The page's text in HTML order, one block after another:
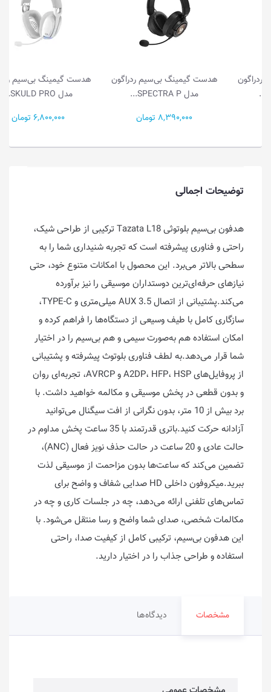
هدست گیمینگ بی‌سیم ردراگون
هدست گیمینگ بی‌سیم ردراگون
توضیحات اجمالی
هدفون بی‌سیم بلوتوثی Tazata L18 ترکیبی از طراحی شیک،
راحتی و فناوری پیشرفته است که تجربه شنیداری شما را به
سطحی بالاتر می‌برد. این محصول با امکانات متنوع خود، حتی
نیازهای حرفه‌ای‌ترین دوستداران موسیقی را نیز برآورده
می‌کند.پشتیبانی از اتصال AUX 3.5 میلی‌متری و TYPE-C،
سازگاری کامل با طیف وسیعی از دستگاه‌ها را فراهم کرده و
امکان استفاده هم به‌صورت سیمی و هم بی‌سیم را در اختیار
شما قرار می‌دهد.به لطف فناوری بلوتوث پیشرفته و پشتیبانی
از پروفایل‌های A2DP، HFP، HSP و AVRCP، تجربه‌ای روان
و بدون قطعی در پخش موسیقی و مکالمه خواهید داشت. با
برد بیش از 10 متر، بدون نگرانی از افت سیگنال می‌توانید
آزادانه حرکت کنید.باتری قدرتمند با 35 ساعت پخش مداوم در
حالت عادی و 20 ساعت در حالت حذف نویز فعال (ANC)،
تضمین می‌کند که ساعت‌ها بدون مزاحمت از موسیقی لذت
ببرید.میکروفون داخلی HD صدایی شفاف و واضح برای
تماس‌های تلفنی ارائه می‌دهد، چه در جلسات کاری و چه در
مکالمات شخصی، صدای شما واضح و رسا منتقل می‌شود. با
این هدفون بی‌سیم، ترکیبی کامل از کیفیت صدا، راحتی
استفاده و طراحی جذاب را در اختیار دارید.
مشخصات دیدگاه‌ها